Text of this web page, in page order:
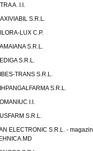
A. I.I.
S.R.L.
LUX C.P.
S.R.L.
S.R.L.
TRANS S.R.L.
S.R.L.
I.I.
S.R.L.
ELECTRONIC S.R.L. - magazin